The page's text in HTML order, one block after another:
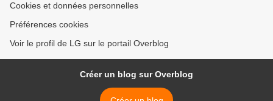
Cookies et données personnelles
Préférences cookies
Voir le profil de LG sur le portail Overblog
Créer un blog sur Overblog